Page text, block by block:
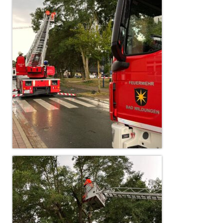
Christkindwiegen
Christkindwiegen 2024
Christkindwiegen 2023
Christkindwiegen 2022
Christkindwiegen 2021
Christkindwiegen 2019
Christkindwiegen 2018
Christkindwiegen 2017
Christkindwiegen 2016
Jahreskonzert 2017
Oktoberfestkonzert 2018